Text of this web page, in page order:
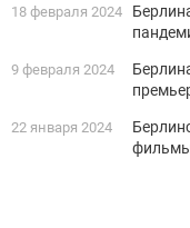
18 февраля 2024
9 февраля 2024
22 января 2024